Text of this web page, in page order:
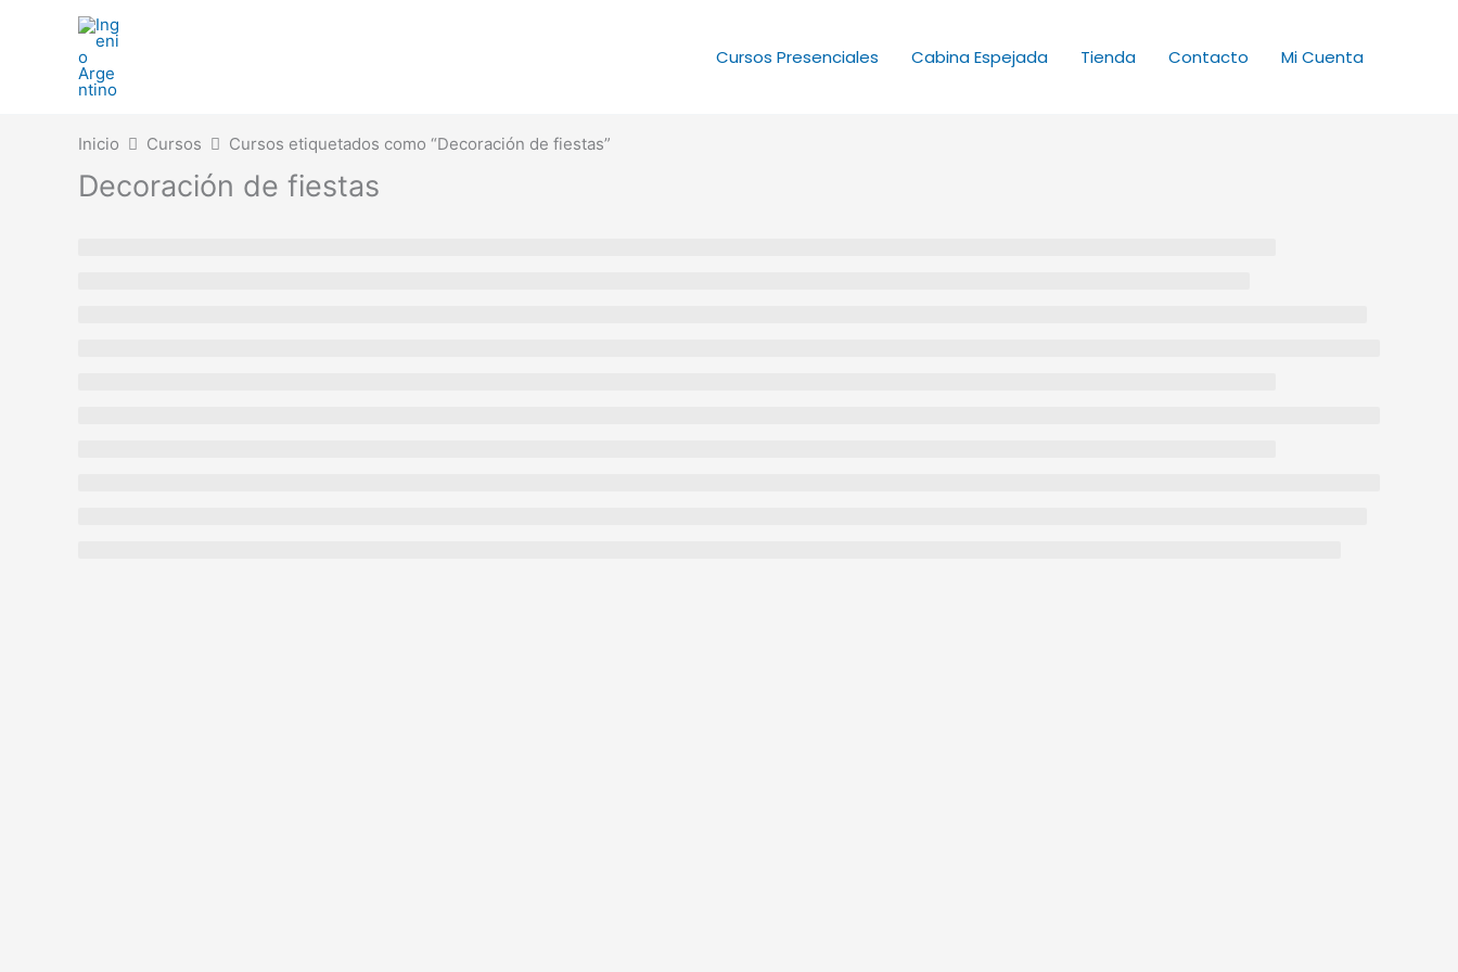
Cursos Presenciales Cabina Espejada Tienda Contacto Mi Cuenta
Inicio Cursos Cursos etiquetados como “Decoración de fiestas”
Decoración de fiestas